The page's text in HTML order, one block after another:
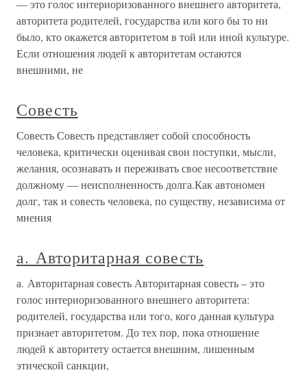
— это голос интериоризованного внешнего авторитета,
авторитета родителей, государства или кого бы то ни
было, кто окажется авторитетом в той или иной культуре.
Если отношения людей к авторитетам остаются
внешними, не
Совесть
Совесть Совесть представляет собой способность
человека, критически оценивая свои поступки, мысли,
желания, осознавать и переживать свое несоответствие
должному — неисполненность долга.Как автономен
долг, так и совесть человека, по существу, независима от
мнения
а. Авторитарная совесть
а. Авторитарная совесть Авторитарная совесть – это
голос интериоризованного внешнего авторитета:
родителей, государства или того, кого данная культура
признает авторитетом. До тех пор, пока отношение
людей к авторитету остается внешним, лишенным
этической санкции,